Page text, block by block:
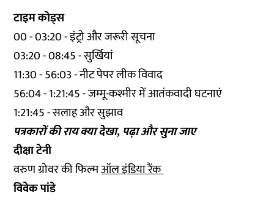
टाइम कोड्स
00 - 03:20 - इंट्रो और जरूरी सूचना
03:20 - 08:45 - सुर्खियां
11:30 - 56:03 - नीट पेपर लीक विवाद
56:04 - 1:21:45 - जम्मू-कश्मीर में आतंकवादी घटनाएं
1:21:45 - सलाह और सुझाव
पत्रकारों की राय क्या देखा, पढ़ा और सुना जाए
दीक्षा टेनी
वरुण ग्रोवर की फिल्मऑल इंडिया रैंक
विवेक पांडे